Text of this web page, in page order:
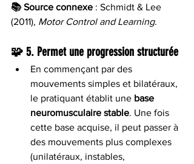
📚 Source connexe : Schmidt & Lee
(2011), Motor Control and Learning.
🧩 5. Permet une progression structurée
En commençant par des
mouvements simples et bilatéraux,
le pratiquant établit une base
neuromusculaire stable. Une fois
cette base acquise, il peut passer à
des mouvements plus complexes
(unilatéraux, instables,